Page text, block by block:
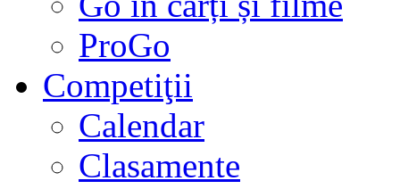
ProGo
Competiţii
Calendar
Clasamente